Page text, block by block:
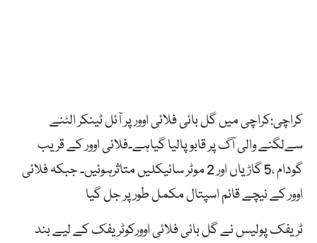
کراچی:کراچی میں گل بائی فلائی اوور پر آئل ٹینکر الٹنے
سےلگنے والی آگ پر قابو پالیا گیاہے۔فلائی اوور کے قریب
گودام ،5 گاڑیاں اور 2 موٹر سائیکلیں متاثرہوئیں۔ جبکہ فلائی
اوور کے نیچے قائم اسپتال مکمل طور پر جل گیا
ٹریفک پولیس نے گل بائی فلائی اوورکوٹریفک کے لیے بند